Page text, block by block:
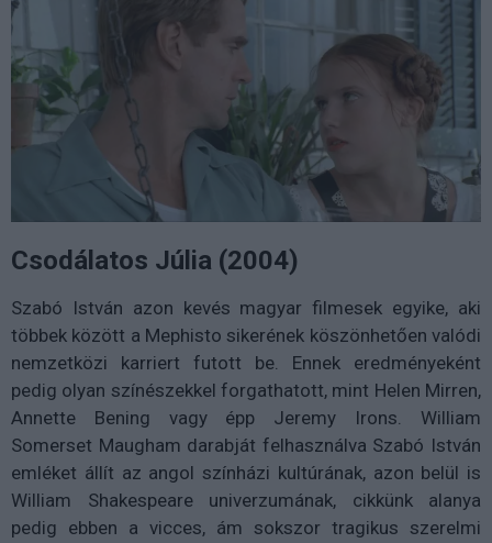
Csodálatos Júlia (2004)
Szabó István azon kevés magyar filmesek egyike, aki
többek között a Mephisto sikerének köszönhetően valódi
nemzetközi karriert futott be. Ennek eredményeként
pedig olyan színészekkel forgathatott, mint Helen Mirren,
Annette Bening vagy épp Jeremy Irons. William
Somerset Maugham darabját felhasználva Szabó István
emléket állít az angol színházi kultúrának, azon belül is
William Shakespeare univerzumának, cikkünk alanya
pedig ebben a vicces, ám sokszor tragikus szerelmi